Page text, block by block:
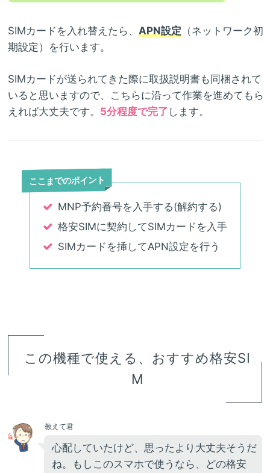
SIMカードを入れ替えたら、 APN設定 （ネットワーク初
期設定）を行います。
SIMカードが送られてきた際に取扱説明書も同梱されて
いると思いますので、こちらに沿って作業を進めてもら
えれば大丈夫です。 5分程度で完了 します。
ここまでのポイント
MNP予約番号を入手する(解約する)
格安SIMに契約してSIMカードを入手
SIMカードを挿してAPN設定を行う
この機種で使える、おすすめ格安SI
M
教えて君
心配していたけど、思ったより大丈夫そうだ
ね。もしこのスマホで使うなら、どの格安